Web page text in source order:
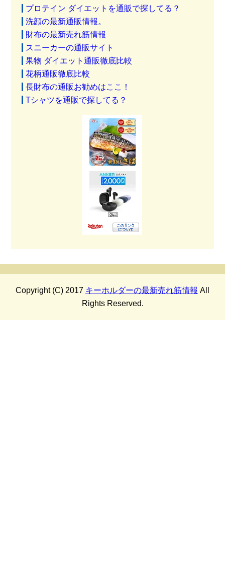
プロテイン ダイエットを通販で探してる？
洗顔の最新通販情報。
財布の最新売れ筋情報
スニーカーの通販サイト
果物 ダイエット通販徹底比較
花柄通販徹底比較
長財布の通販お勧めはここ！
Tシャツを通販で探してる？
Copyright (C) 2017 キーホルダーの最新売れ筋情報 All
Rights Reserved.